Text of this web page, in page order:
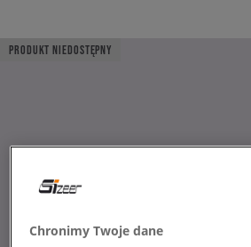
PRODUKT NIEDOSTĘPNY
Chronimy Twoje dane